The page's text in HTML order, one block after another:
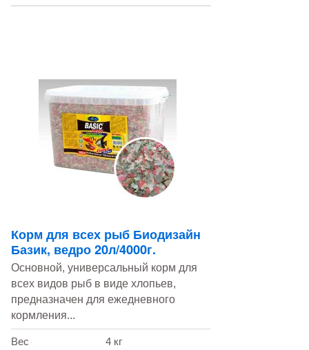
Корм для всех рыб Биодизайн
Базик, ведро 20л/4000г.
Основной, универсальный корм для
всех видов рыб в виде хлопьев,
предназначен для ежедневного
кормления...
Вес
4 кг